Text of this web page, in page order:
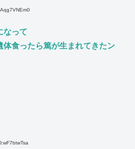
なって
体食ったら篤が生まれてきたン